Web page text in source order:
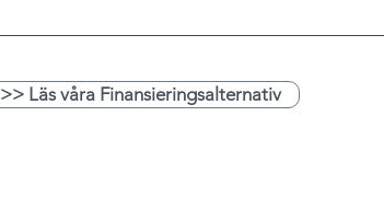
>> Läs våra Finansieringsalternativ